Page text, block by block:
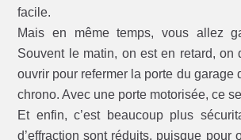
facile.
Mais en même temps, vous allez
Souvent le matin, on est en retard, on
ouvrir pour refermer la porte du garage
chrono. Avec une porte motorisée, ce
Et enfin, c’est beaucoup plus
d’effraction sont réduits, puisque pour